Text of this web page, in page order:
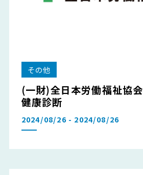
その他
(一財)全日本労働福祉協会
健康診断
2024/08/26 - 2024/08/26